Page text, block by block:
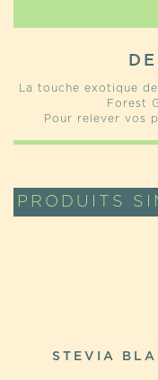
La touche exotique
Forest
Pour relever vos
PRODUITS
STEVIA